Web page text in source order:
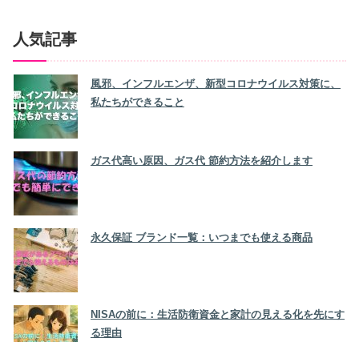
人気記事
風邪、インフルエンザ、新型コロナウイルス対策に、
私たちができること
ガス代高い原因、ガス代 節約方法を紹介します
永久保証 ブランド一覧：いつまでも使える商品
NISAの前に：生活防衛資金と家計の見える化を先にす
る理由